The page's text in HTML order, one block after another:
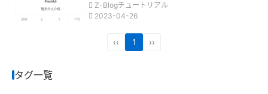
Z-Blogチュートリアル
2023-04-26
‹‹ 1 ››
タグ一覧